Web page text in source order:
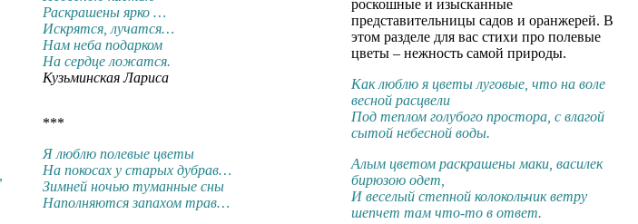
Раскрашены ярко …
Искрятся, лучатся…
Нам неба подарком
На сердце ложатся.
Кузьминская Лариса
***
Я люблю полевые цветы
На покосах у старых дубрав…
Зимней ночью туманные сны
Наполняются запахом трав…
роскошные и изысканные
представительницы садов и оранжерей. В
этом разделе для вас стихи про полевые
цветы – нежность самой природы.
Как люблю я цветы луговые, что на воле
весной расцвели
Под теплом голубого простора, с влагой
сытой небесной воды.
Алым цветом раскрашены маки, василек
бирюзою одет,
И веселый степной колокольчик ветру
шепчет там что-то в ответ.